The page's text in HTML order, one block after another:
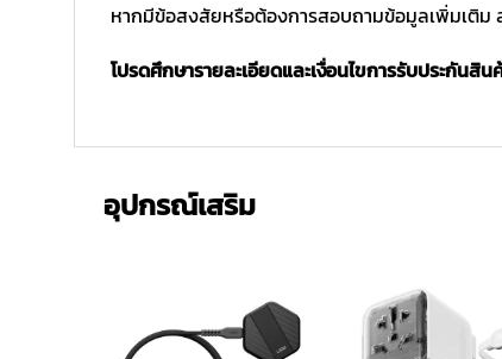
หากมีข้อสงสัยหรือต้องการสอบถามข้อมูลเพิ่มเติม
โปรดศึกษารายละเอียดและเงื่อนไขการรับประกันสิ
อุปกรณ์เสริม